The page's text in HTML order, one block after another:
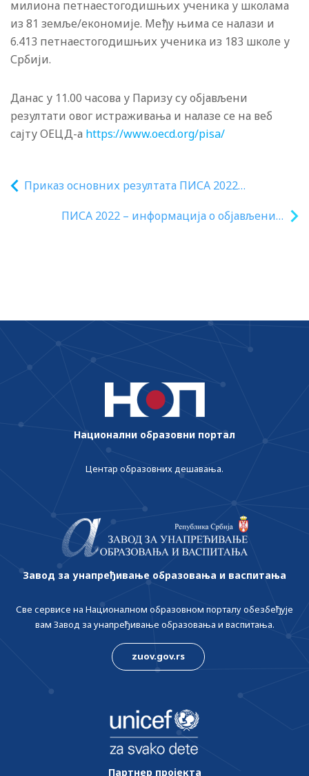
милиона петнаестогодишњих ученика у школама
из 81 земље/економије. Међу њима се налази и
6.413 петнаестогодишњих ученика из 183 школе у
Србији.
Данас у 11.00 часова у Паризу су објављени
резултати овог истраживања и налазе се на веб
сајту ОЕЦД-а https://www.oecd.org/pisa/
Приказ основних резултата ПИСA 2022
ПИСА 2022 – информација о објављеним
Национални образовни портал
Центар образовних дешавања.
Завод за унапређивање образовања и васпитања
Све сервисе на Националном образовном порталу обезбеђује
вам Завод за унапређивање образовања и васпитања.
zuov.gov.rs
Партнер пројекта